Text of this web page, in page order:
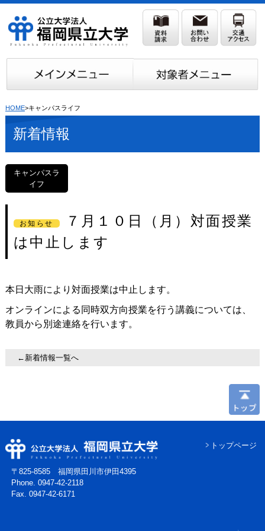
HOME>キャンパスライフ
新着情報
キャンパスラ
イフ
お知らせ
７月１０日（月）対面授業
は中止します
本日大雨により対面授業は中止します。
オンラインによる同時双方向授業を行う講義については、
教員から別途連絡を行います。
←新着情報一覧へ
〒825-8585 福岡県田川市伊田4395
Phone. 0947-42-2118
Fax. 0947-42-6171
トップページ